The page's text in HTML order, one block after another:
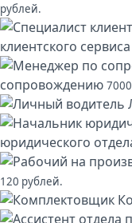
рублей.
клиентского сервиса
сопровождению
юридического
120 рублей.